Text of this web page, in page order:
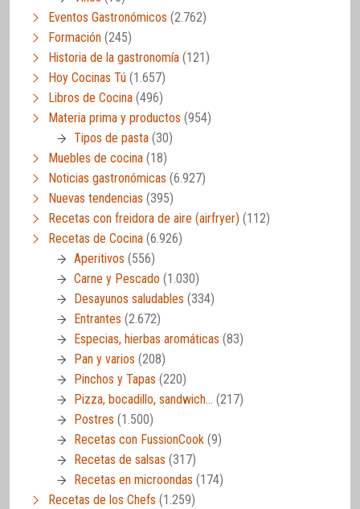
Eventos Gastronómicos (2.762)
Formación (245)
Historia de la gastronomía (121)
Hoy Cocinas Tú (1.657)
Libros de Cocina (496)
Materia prima y productos (954)
Tipos de pasta (30)
Muebles de cocina (18)
Noticias gastronómicas (6.927)
Nuevas tendencias (395)
Recetas con freidora de aire (airfryer) (112)
Recetas de Cocina (6.926)
Aperitivos (556)
Carne y Pescado (1.030)
Desayunos saludables (334)
Entrantes (2.672)
Especias, hierbas aromáticas (83)
Pan y varios (208)
Pinchos y Tapas (220)
Pizza, bocadillo, sandwich… (217)
Postres (1.500)
Recetas con FussionCook (9)
Recetas de salsas (317)
Recetas en microondas (174)
Recetas de los Chefs (1.259)